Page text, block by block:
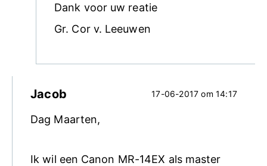
Dank voor uw reatie
Gr. Cor v. Leeuwen
Jacob 17-06-2017 om 14:17
Dag Maarten,
Ik wil een Canon MR-14EX als master